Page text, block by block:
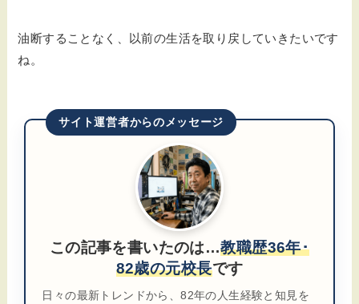
油断することなく、以前の生活を取り戻していきたいです
ね。
サイト運営者からのメッセージ
この記事を書いたのは…教職歴36年･
82歳の元校長です
日々の最新トレンドから、82年の人生経験と知見を